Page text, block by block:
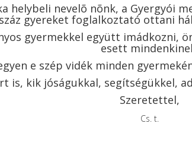
helybeli nevelõ nõnk, a Gyergyói
gyereket foglalkoztató ottani
gyermekkel együtt imádkozni,
esett
e szép vidék minden
is, kik jóságukkal, segítségükkel,
Szeretettel,
Cs. t.